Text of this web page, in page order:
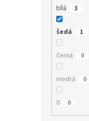
bílá 3
šedá 1
černá 0
modrá 0
0 0